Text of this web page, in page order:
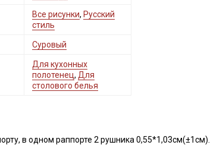
Все рисунки, Русский
стиль
Суровый
Для кухонных
полотенец, Для
столового белья
в одном раппорте 2 рушника 0,55*1,03см(±1см).